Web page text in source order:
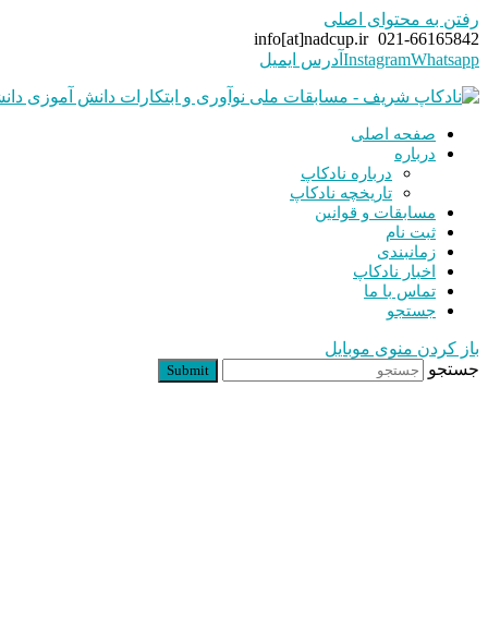
رفتن به محتوای اصلی
021-66165842
info[at]nadcup.ir
InstagramWhatsapp آدرس ایمیل
صفحه اصلی
درباره
درباره نادکاپ
تاریخچه نادکاپ
مسابقات و قوانین
ثبت نام
زمانبندی
اخبار نادکاپ
تماس با ما
جستجو
باز کردن منوی موبایل
جستجو
Submit